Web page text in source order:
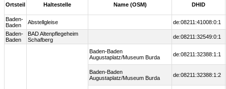
Ortsteil Haltestelle Name (OSM) DHID
Baden-
Baden
Abstellgleise
de:08211:41008:0:1
Baden-
Baden
BAD Altenpflegeheim
Schafberg
de:08211:32549:0:1
Baden-Baden
Augustaplatz/Museum Burda
de:08211:32388:1:1
Baden-Baden
Augustaplatz/Museum Burda
de:08211:32388:1:2